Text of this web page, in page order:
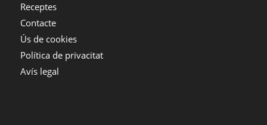
Receptes
Contacte
Ús de cookies
Política de privacitat
Avís legal